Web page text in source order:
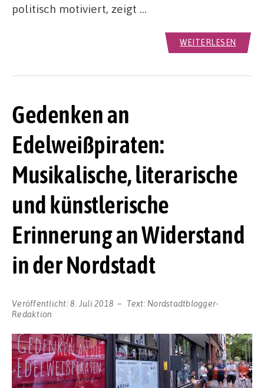
politisch motiviert, zeigt …
WEITERLESEN
Gedenken an
Edelweißpiraten:
Musikalische, literarische
und künstlerische
Erinnerung an Widerstand
in der Nordstadt
Veröffentlicht:8. Juli 2018 Text: Nordstadtblogger-
Redaktion